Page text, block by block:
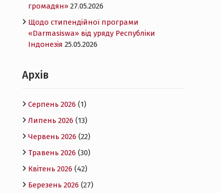
громадян» 27.05.2026
Щодо стипендійної програми
«Darmasiswa» від уряду Республіки
Індонезія 25.05.2026
Архів
Серпень 2026 (1)
Липень 2026 (13)
Червень 2026 (22)
Травень 2026 (30)
Квітень 2026 (42)
Березень 2026 (27)